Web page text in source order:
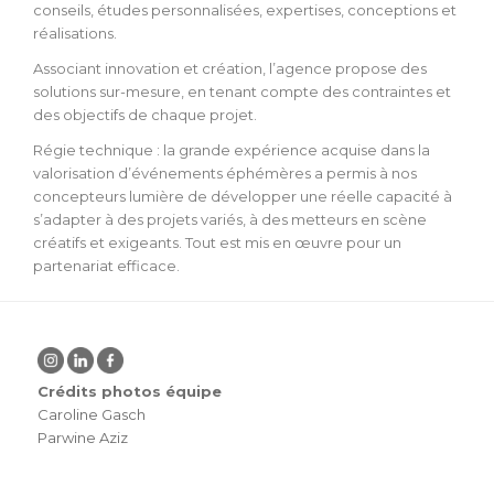
conseils, études personnalisées, expertises, conceptions et
réalisations.
Associant innovation et création, l’agence propose des
solutions sur-mesure, en tenant compte des contraintes et
des objectifs de chaque projet.
Régie technique : la grande expérience acquise dans la
valorisation d’événements éphémères a permis à nos
concepteurs lumière de développer une réelle capacité à
s’adapter à des projets variés, à des metteurs en scène
créatifs et exigeants. Tout est mis en œuvre pour un
partenariat efficace.
Crédits photos équipe
Caroline Gasch
Parwine Aziz